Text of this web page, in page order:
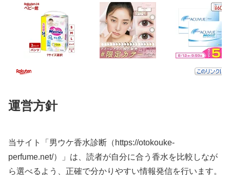
運営方針
当サイト「男ウケ香水診断（https://otokouke-
perfume.net/）」は、読者が自分に合う香水を比較しなが
ら選べるよう、正確で分かりやすい情報発信を行います。